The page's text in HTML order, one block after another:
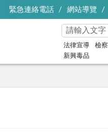
緊急連絡電話 網站導覽
法律宣導 檢察
新興毒品